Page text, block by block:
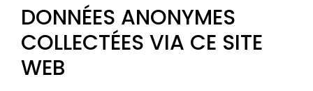
DONNÉES ANONYMES
COLLECTÉES VIA CE SITE
WEB